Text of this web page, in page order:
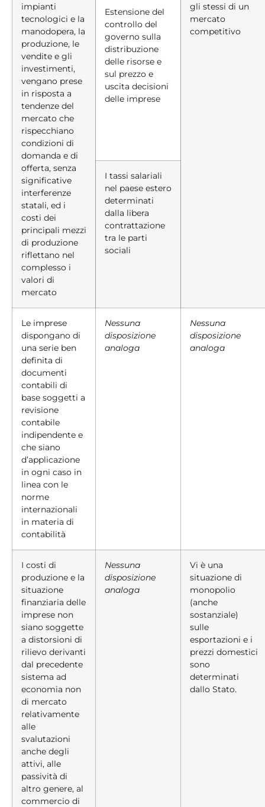
impianti
tecnologici e la
manodopera, la
produzione, le
vendite e gli
investimenti,
vengano prese
in risposta a
tendenze del
mercato che
rispecchiano
condizioni di
domanda e di
offerta, senza
significative
interferenze
statali, ed i
costi dei
principali mezzi
di produzione
riflettano nel
complesso i
valori di
mercato
gli stessi di un
mercato
competitivo
Estensione del
controllo del
governo sulla
distribuzione
delle risorse e
sul prezzo e
uscita decisioni
delle imprese
I tassi salariali
nel paese estero
determinati
dalla libera
contrattazione
tra le parti
sociali
Le imprese
dispongano di
una serie ben
definita di
documenti
contabili di
base soggetti a
revisione
contabile
indipendente e
che siano
d’applicazione
in ogni caso in
linea con le
norme
internazionali
in materia di
contabilità
Nessuna
disposizione
analoga
Nessuna
disposizione
analoga
I costi di
produzione e la
situazione
finanziaria delle
imprese non
siano soggette
a distorsioni di
rilievo derivanti
dal precedente
sistema ad
economia non
di mercato
relativamente
alle
svalutazioni
anche degli
attivi, alle
passività di
altro genere, al
commercio di
Nessuna
disposizione
analoga
Vi è una
situazione di
monopolio
(anche
sostanziale)
sulle
esportazioni e i
prezzi domestici
sono
determinati
dallo Stato.